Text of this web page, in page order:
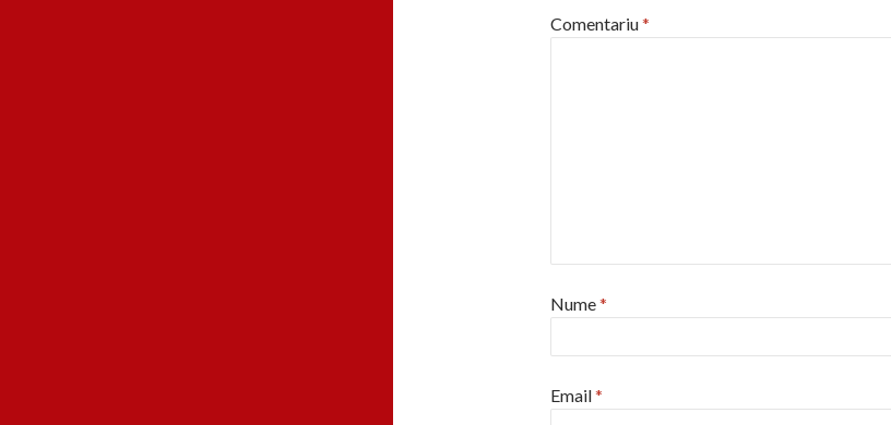
Comentariu*
Nume*
Email*